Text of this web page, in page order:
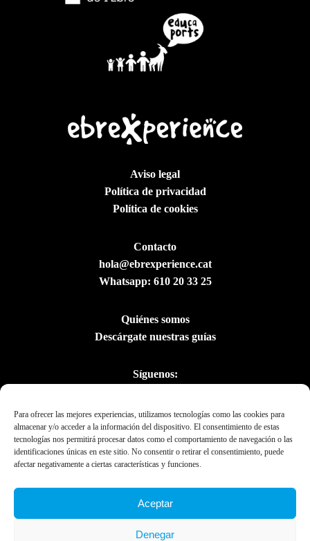
Para ofrecer las mejores experiencias, utilizamos tecnologías como las cookies para
almacenar y/o acceder a la información del dispositivo. El consentimiento de estas
tecnologías nos permitirá procesar datos como el comportamiento de navegación o las
identificaciones únicas en este sitio. No consentir o retirar el consentimiento, puede
afectar negativamente a ciertas características y funciones.
Aceptar
Denegar
Aviso legal
Política de privacidad
Política de cookies
Contacto
hola@ebrexperience.cat
Whatsapp: 610 20 33 25
Quiénes somos
Descárgate nuestras guías
Síguenos: